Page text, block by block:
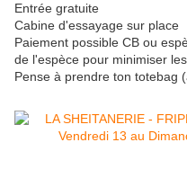
Entrée gratuite
Cabine d'essayage sur place
Paiement possible CB ou
de l'espèce pour minimiser
Pense à prendre ton totebag